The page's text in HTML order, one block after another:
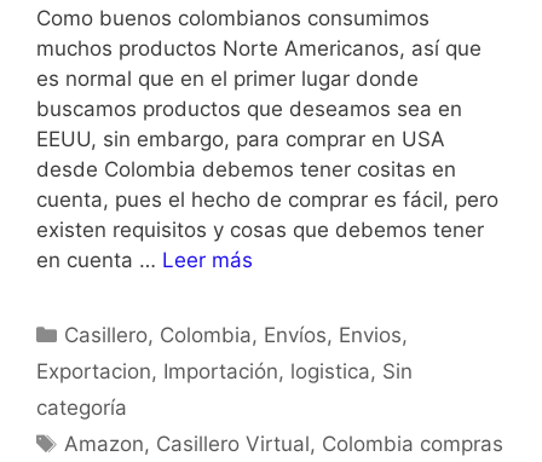
Como buenos colombianos consumimos
muchos productos Norte Americanos, así que
es normal que en el primer lugar donde
buscamos productos que deseamos sea en
EEUU, sin embargo, para comprar en USA
desde Colombia debemos tener cositas en
cuenta, pues el hecho de comprar es fácil, pero
existen requisitos y cosas que debemos tener
en cuenta … Leer más
Casillero, Colombia, Envíos, Envios,
Exportacion, Importación, logistica, Sin
categoría
Amazon, Casillero Virtual, Colombia compras